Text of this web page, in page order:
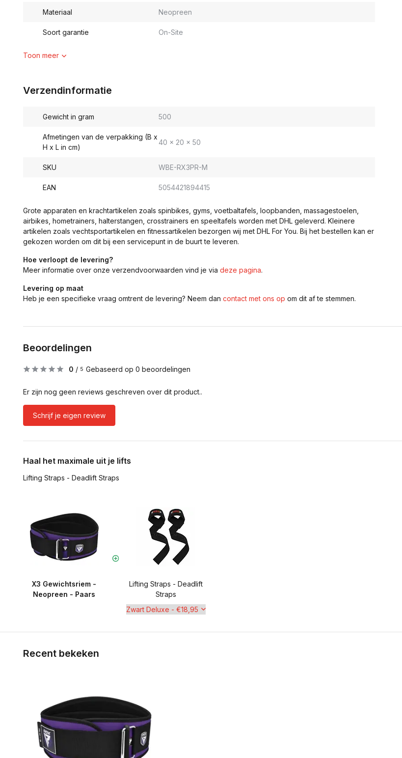
Materiaal Neopreen
Soort garantie On-Site
Toon meer
Verzendinformatie
Gewicht in gram 500
Afmetingen van de verpakking (B x
H x L in cm)
40 x 20 x 50
SKU WBE-RX3PR-M
EAN 5054421894415
Grote apparaten en krachtartikelen zoals spinbikes, gyms, voetbaltafels, loopbanden, massagestoelen,
airbikes, hometrainers, halterstangen, crosstrainers en speeltafels worden met DHL geleverd. Kleinere
artikelen zoals vechtsportartikelen en fitnessartikelen bezorgen wij met DHL For You. Bij het bestellen kan er
gekozen worden om dit bij een servicepunt in de buurt te leveren.
Hoe verloopt de levering?
Meer informatie over onze verzendvoorwaarden vind je via deze pagina.
Levering op maat
Heb je een specifieke vraag omtrent de levering? Neem dan contact met ons op om dit af te stemmen.
Beoordelingen
0 / 5 Gebaseerd op 0 beoordelingen
Er zijn nog geen reviews geschreven over dit product..
Schrijf je eigen review
Haal het maximale uit je lifts
Lifting Straps - Deadlift Straps
X3 Gewichtsriem -
Neopreen - Paars
Lifting Straps - Deadlift
Straps
Recent bekeken